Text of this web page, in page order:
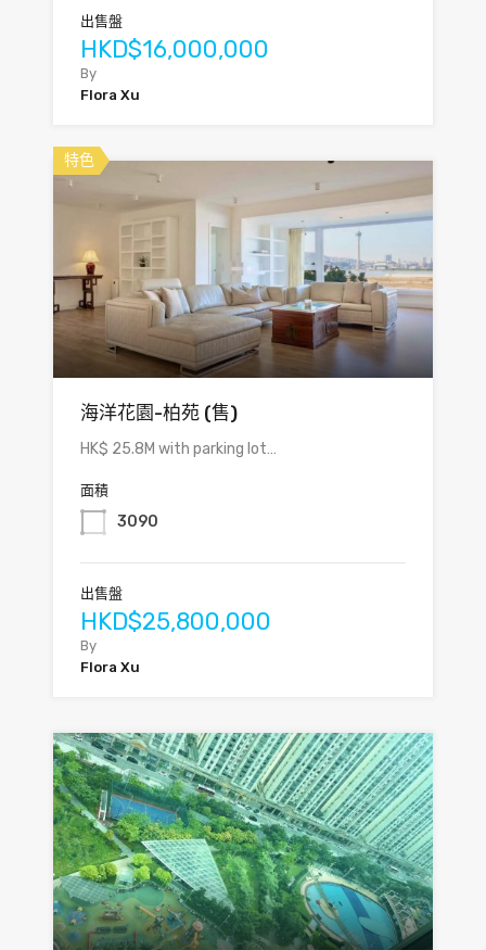
出售盤
HKD$16,000,000
By
Flora Xu
特色
海洋花園-柏苑 (售)
HK$ 25.8M with parking lot…
面積
3090
出售盤
HKD$25,800,000
By
Flora Xu